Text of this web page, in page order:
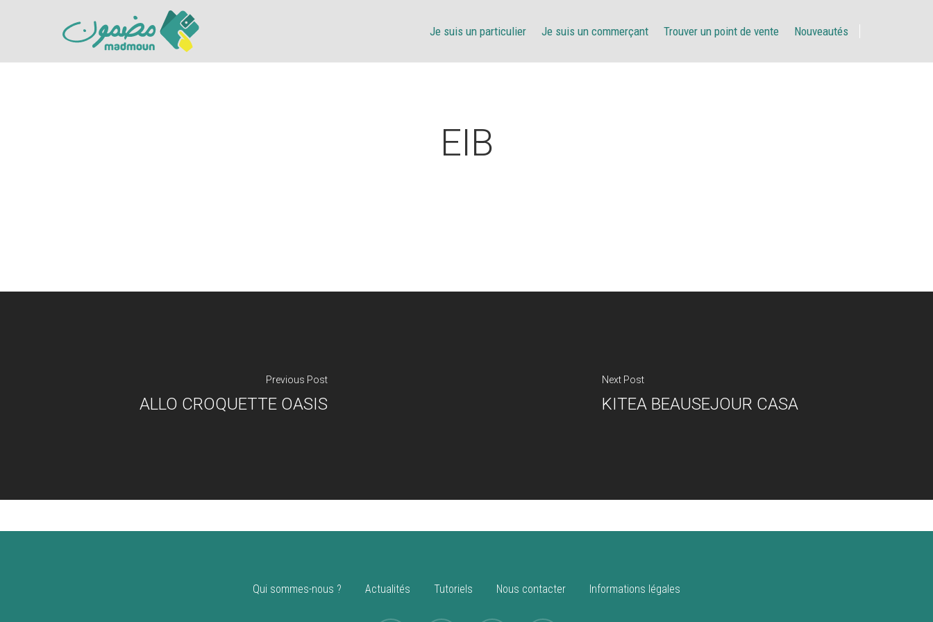
Je suis un particulier Je suis un commerçant Trouver un point de vente Nouveautés
EIB
Previous Post
ALLO CROQUETTE OASIS
Next Post
KITEA BEAUSEJOUR CASA
Qui sommes-nous ? Actualités Tutoriels Nous contacter Informations légales